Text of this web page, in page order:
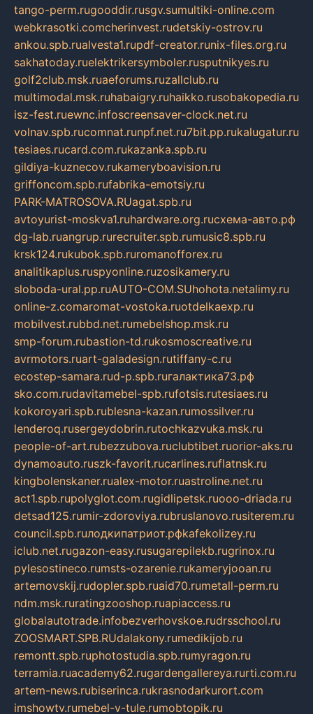
tango-perm.rugooddir.rusgv.sumultiki-online.com
webkrasotki.comcherinvest.rudetskiy-ostrov.ru
ankou.spb.rualvesta1.rupdf-creator.runix-files.org.ru
sakhatoday.ruelektrikersymboler.rusputnikyes.ru
golf2club.msk.ruaeforums.ruzallclub.ru
multimodal.msk.ruhabaigry.ruhaikko.rusobakopedia.ru
isz-fest.ruewnc.infoscreensaver-clock.net.ru
volnav.spb.rucomnat.runpf.net.ru7bit.pp.rukalugatur.ru
tesiaes.rucard.com.rukazanka.spb.ru
gildiya-kuznecov.rukameryboavision.ru
griffoncom.spb.rufabrika-emotsiy.ru
PARK-MATROSOVA.RUagat.spb.ru
avtoyurist-moskva1.ruhardware.org.ruсхема-авто.рф
dg-lab.ruangrup.rurecruiter.spb.rumusic8.spb.ru
krsk124.rukubok.spb.ruromanofforex.ru
analitikaplus.ruspyonline.ruzosikamery.ru
sloboda-ural.pp.ruAUTO-COM.SUhohota.netalimy.ru
online-z.comaromat-vostoka.ruotdelkaexp.ru
mobilvest.rubbd.net.rumebelshop.msk.ru
smp-forum.rubastion-td.rukosmoscreative.ru
avrmotors.ruart-galadesign.rutiffany-c.ru
ecostep-samara.rud-p.spb.ruгалактика73.рф
sko.com.rudavitamebel-spb.rufotsis.rutesiaes.ru
kokoroyari.spb.rublesna-kazan.rumossilver.ru
lenderoq.rusergeydobrin.rutochkazvuka.msk.ru
people-of-art.rubezzubova.ruclubtibet.ruorior-aks.ru
dynamoauto.ruszk-favorit.rucarlines.ruflatnsk.ru
kingbolenskaner.rualex-motor.ruastroline.net.ru
act1.spb.rupolyglot.com.rugidlipetsk.ruooo-driada.ru
detsad125.rumir-zdoroviya.rubruslanovo.rusiterem.ru
council.spb.ruлодкипатриот.рфkafekolizey.ru
iclub.net.rugazon-easy.rusugarepilekb.rugrinox.ru
pylesostineco.rumsts-ozarenie.rukameryjooan.ru
artemovskij.rudopler.spb.ruaid70.rumetall-perm.ru
ndm.msk.ruratingzooshop.ruapiaccess.ru
globalautotrade.infobezverhovskoe.rudrsschool.ru
ZOOSMART.SPB.RUdalakony.rumedikijob.ru
remontt.spb.ruphotostudia.spb.rumyragon.ru
terramia.ruacademy62.rugardengallereya.rurti.com.ru
artem-news.rubiserinca.rukrasnodarkurort.com
imshowtv.rumebel-v-tule.rumobtopik.ru